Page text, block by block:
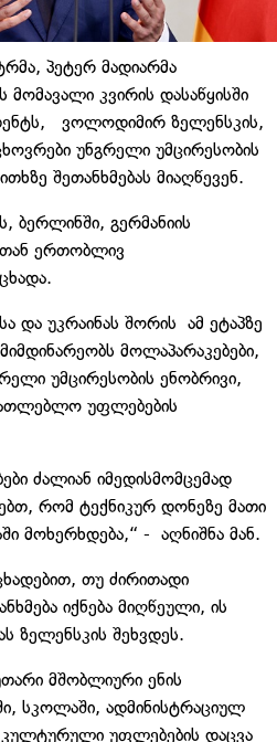
პეტერ მადიარმა
მომავალი კვირის დასაწყისში
ვოლოდიმირ ზელენსკის,
უნგრელი უმცირესობის
შეთანხმებას მიაღწევენ.
ბერლინში, გერმანიის
ერთობლივ
და უკრაინას შორის ამ ეტაპზე
მოლაპარაკებები,
უმცირესობის ენობრივი,
უფლებების
ძალიან იმედისმომცემად
რომ ტექნიკურ დონეზე მათი
მოხერხდება,“ - აღნიშნა მან.
თუ ძირითადი
იქნება მიღწეული, ის
ზელენსკის შეხვდეს.
მშობლიური ენის
სკოლაში, ადმინისტრაციულ
კულტურული უფლებების დაცვა